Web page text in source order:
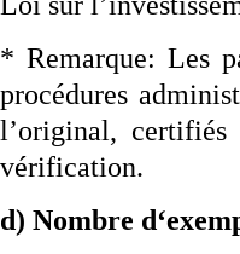
* Remarque: Les
procédures
l’original,
vérification.
d) Nombre